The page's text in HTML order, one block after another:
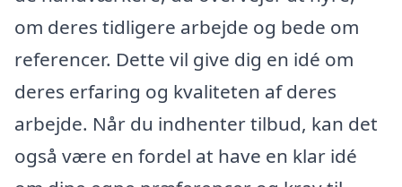
om deres tidligere arbejde og bede om
referencer. Dette vil give dig en idé om
deres erfaring og kvaliteten af deres
arbejde. Når du indhenter tilbud, kan det
også være en fordel at have en klar idé